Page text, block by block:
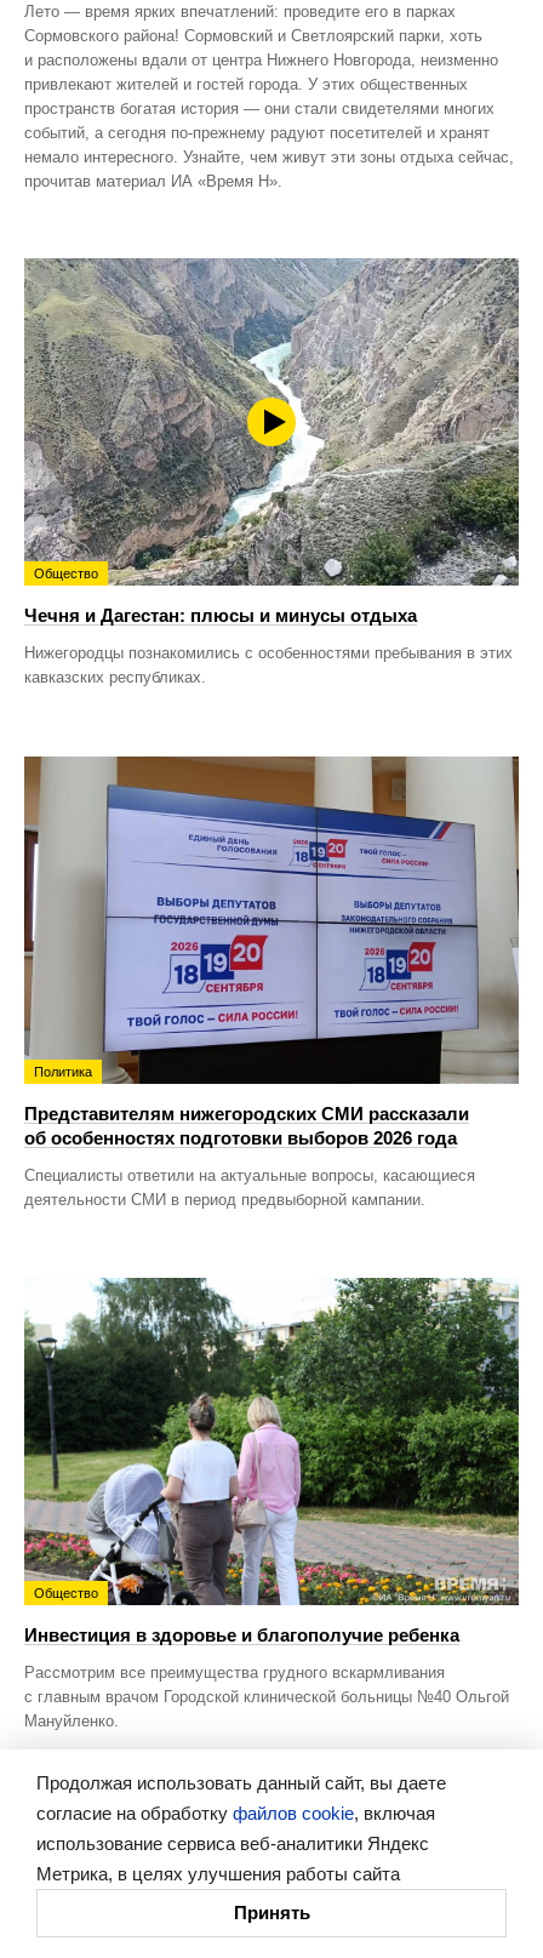
Лето — время ярких впечатлений: проведите его в парках
Сормовского района! Сормовский и Светлоярский парки, хоть
и расположены вдали от центра Нижнего Новгорода, неизменно
привлекают жителей и гостей города. У этих общественных
пространств богатая история — они стали свидетелями многих
событий, а сегодня по‑прежнему радуют посетителей и хранят
немало интересного. Узнайте, чем живут эти зоны отдыха сейчас,
прочитав материал ИА «Время Н».
Общество
Чечня и Дагестан: плюсы и минусы отдыха
Нижегородцы познакомились с особенностями пребывания в этих
кавказских республиках.
Политика
Представителям нижегородских СМИ рассказали
об особенностях подготовки выборов 2026 года
Специалисты ответили на актуальные вопросы, касающиеся
деятельности СМИ в период предвыборной кампании.
Общество
Инвестиция в здоровье и благополучие ребенка
Рассмотрим все преимущества грудного вскармливания
с главным врачом Городской клинической больницы №40 Ольгой
Мануйленко.
Новости
Интервью
Политика
Экономика
Общество
Продолжая использовать данный сайт, вы даете
согласие на обработку файлов cookie, включая
использование сервиса веб-аналитики Яндекс
Метрика, в целях улучшения работы сайта
Принять